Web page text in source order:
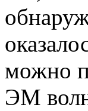
можно
ЭМ